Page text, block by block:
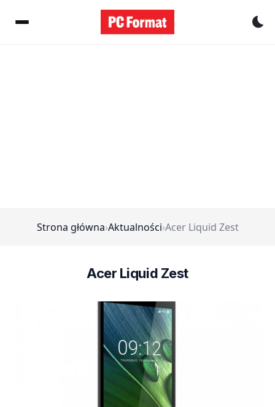
Strona główna›Aktualności›Acer Liquid Zest
Acer Liquid Zest